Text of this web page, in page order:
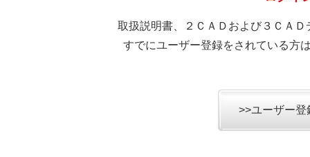
取扱説明書、２ＣＡＤおよび３ＣＡ
すでにユーザー登録をされている方
>>ユーザー